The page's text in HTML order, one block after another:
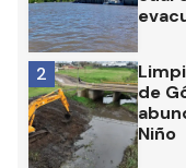
de
Niño
2